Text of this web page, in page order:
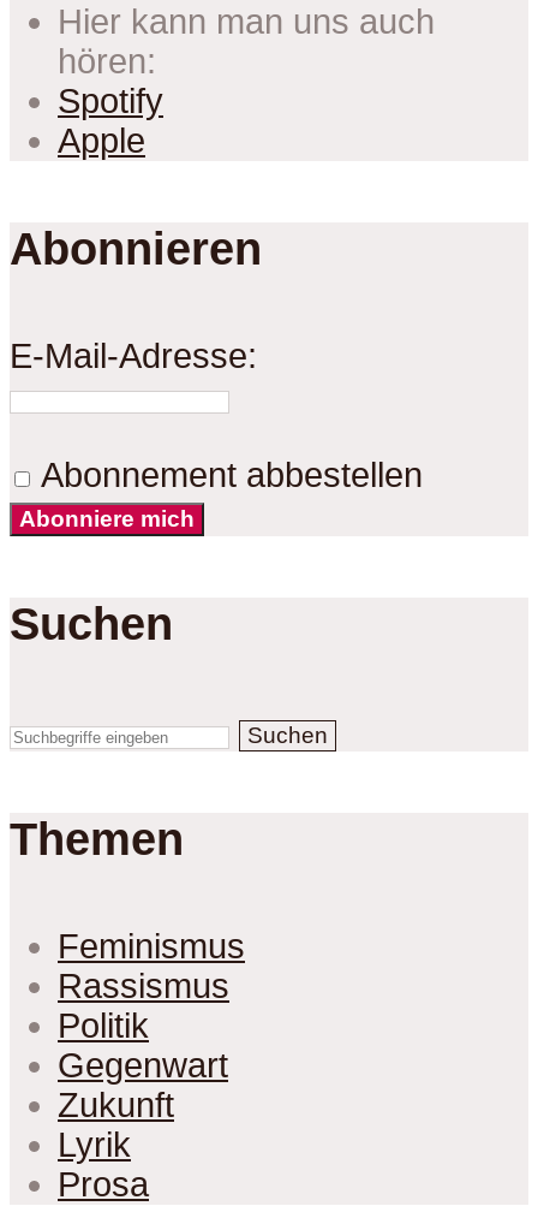
Hier kann man uns auch
hören:
Spotify
Apple
Abonnieren
E-Mail-Adresse:
Abonnement abbestellen
Abonniere mich
Suchen
Suchen
Themen
Feminismus
Rassismus
Politik
Gegenwart
Zukunft
Lyrik
Prosa